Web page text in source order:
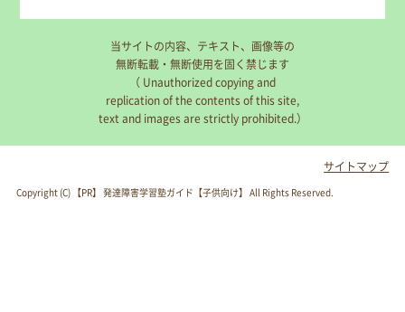
当サイトの内容、テキスト、画像等の
無断転載・無断使用を固く禁じます
（ Unauthorized copying and
replication of the contents of this site,
text and images are strictly prohibited.）
サイトマップ
Copyright (C) 【PR】 発達障害学習塾ガイド【子供向け】 All Rights Reserved.